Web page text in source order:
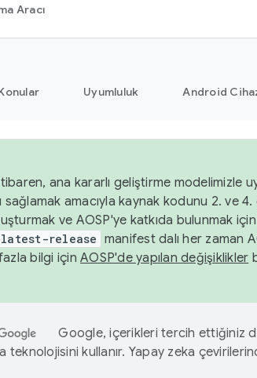
Aracı
Uyumluluk Android
ana kararlı geliştirme modelimizle
sağlamak amacıyla kaynak kodunu 2. ve
ve AOSP'ye katkıda bulunmak için
release manifest dalı her zaman
bilgi için AOSP'de yapılan değişiklikler
Google, içerikleri tercih ettiğiniz
teknolojisini kullanır. Yapay zeka